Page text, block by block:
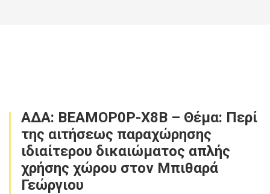
ΑΔΑ: ΒΕΑΜΟΡ0Ρ-Χ8Β – Θέμα: Περί
της αιτήσεως παραχώρησης
ιδιαίτερου δικαιώματος απλής
χρήσης χώρου στον Μπιθαρά
Γεώργιου